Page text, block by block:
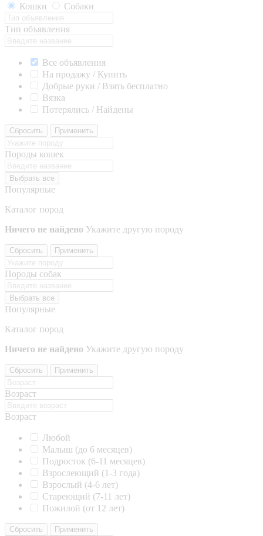
Кошки
Собаки
Тип объявления
Все объявления
На продажу / Купить
Добрые руки / Взять бесплатно
Вязка
Потерялись / Найдены
Сбросить Применить
Породы кошек
Выбрать все
Популярные
Каталог пород
Ничего не найдено Укажите другую породу
Сбросить Применить
Породы собак
Выбрать все
Популярные
Каталог пород
Ничего не найдено Укажите другую породу
Сбросить Применить
Возраст
Возраст
Любой
Малыш (до 6 месяцев)
Подросток (6-11 месяцев)
Взрослеющий (1-3 года)
Взрослый (4-6 лет)
Стареющий (7-11 лет)
Пожилой (от 12 лет)
Сбросить Применить